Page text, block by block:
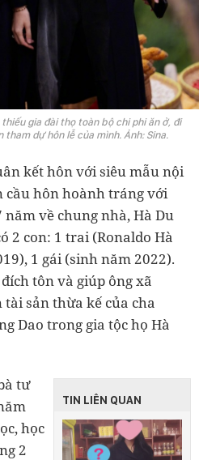
gia đài thọ toàn bộ chi phi ăn ở, đi
dự hôn lễ của mình. Ảnh: Sina.
kết hôn với siêu mẫu nội
cầu hôn hoành tráng với
năm về chung nhà, Hà Du
2 con: 1 trai (Ronaldo Hà
1 gái (sinh năm 2022).
tôn và giúp ông xã
sản thừa kế của cha
Dao trong gia tộc họ Hà
TIN LIÊN QUAN
tư
học
2